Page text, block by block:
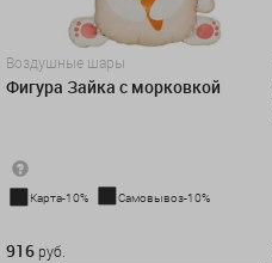
Воздушные шары
Фигура Зайка с морковкой
Карта-10% Самовывоз-10%
916 руб.